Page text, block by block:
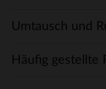
Umtausch und
Häufig gestellte